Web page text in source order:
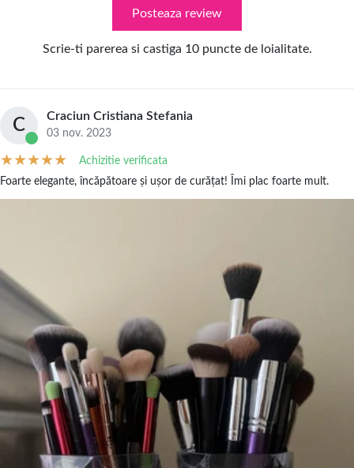
Posteaza review
Scrie-ti parerea si castiga 10 puncte de loialitate.
C Craciun Cristiana Stefania
03 nov. 2023
Achizitie verificata
Foarte elegante, încăpătoare și ușor de curățat! Îmi plac foarte mult.